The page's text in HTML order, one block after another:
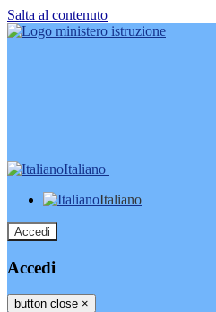
Salta al contenuto
Italiano
Italiano
Accedi
Accedi
button close ×